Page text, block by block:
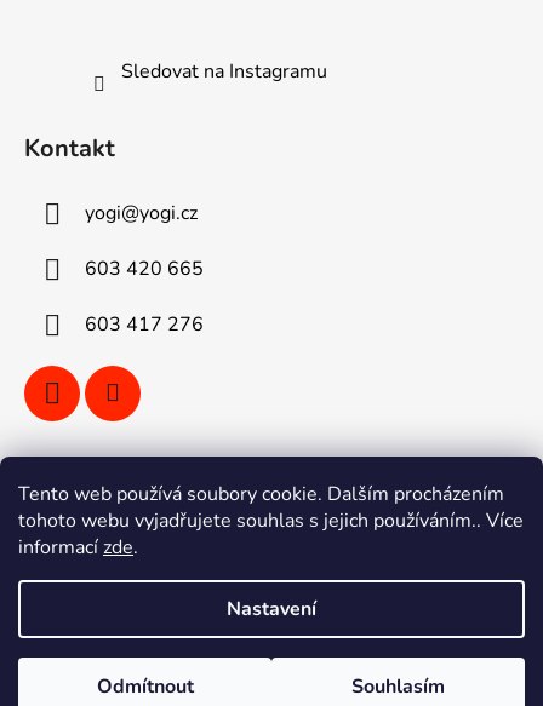
Tento web používá soubory cookie. Dalším procházením
tohoto webu vyjadřujete souhlas s jejich používáním.. Více
informacízde.
Nastavení
Odmítnout Souhlasím
Sledovat na Instagramu
Kontakt
yogi@yogi.cz
603 420 665
603 417 276
Vyhledávání
Vytvořil Shoptet
Copyright 2026YOGI kola Ostrava. Všechna práva